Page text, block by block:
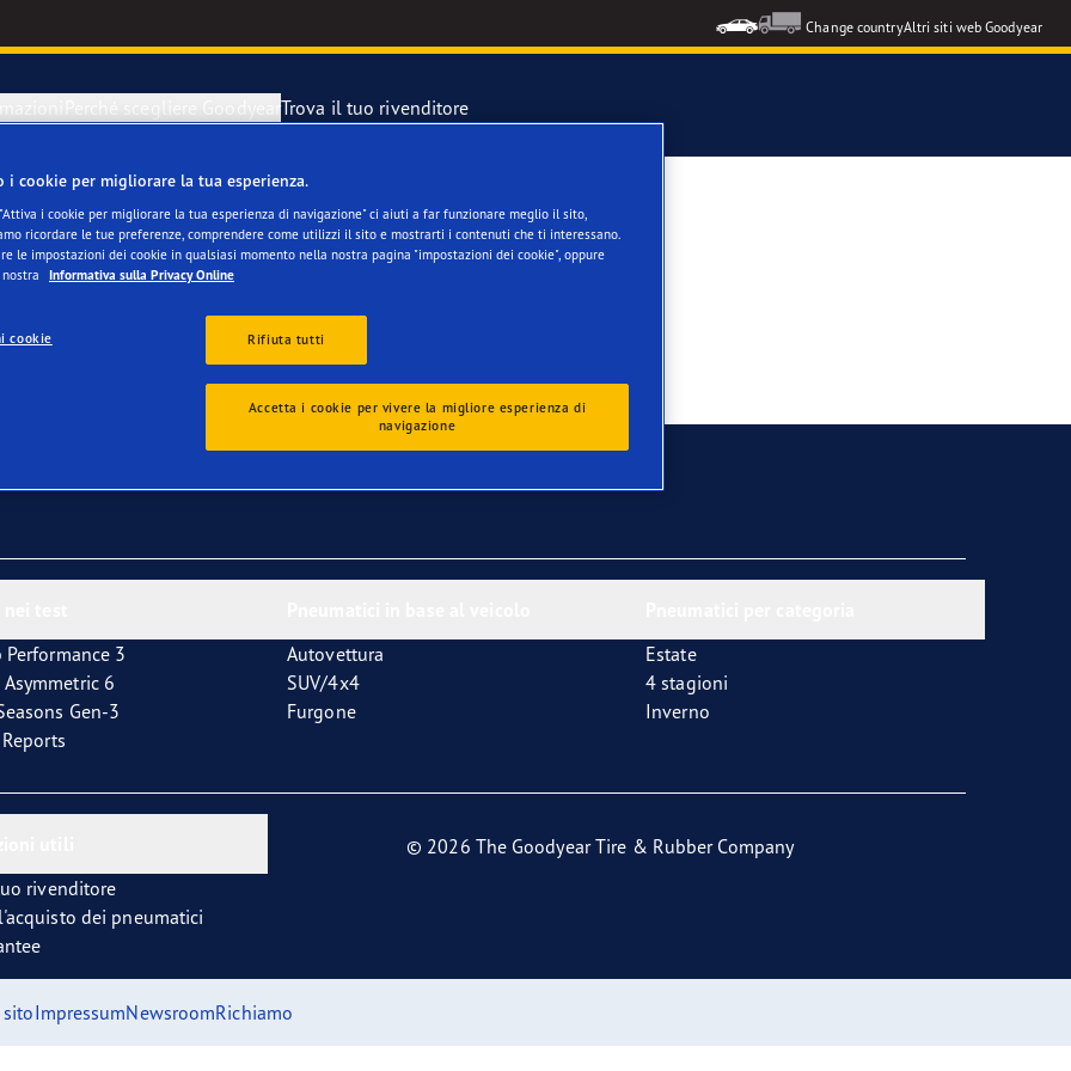
Change countryAltri siti web Goodyear
di un pneumatici sgonfio
di scorta
Perché scegliere Goodyear
Blimp
RACING
Trova il tuo rivenditore
Ford Focus
Performance 3
Asymmetric 6
Gen-3
Autovettura
SUV/4x4
Furgone
Estate
4 stagioni
Inverno
rivenditore
dei pneumatici
© 2026 The Goodyear Tire & Rubber Company
ImpressumNewsroomRichiamo
i cookie per migliorare la tua esperienza.
i cookie per migliorare la tua esperienza di navigazione" ci aiuti a far funzionare meglio il sito,
ricordare le tue preferenze, comprendere come utilizzi il sito e mostrarti i contenuti che ti interessano.
le impostazioni dei cookie in qualsiasi momento nella nostra pagina "impostazioni dei cookie", oppure
Informativa sulla Privacy Online
cookie Rifiuta tutti
Accetta i cookie per vivere la migliore esperienza di
navigazione